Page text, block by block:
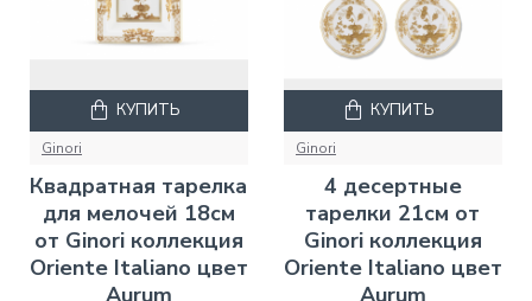
Ginori
Квадратная тарелка
для мелочей 18см
от Ginori коллекция
Oriente Italiano цвет
Aurum
КУПИТЬ
Ginori
4 десертные
тарелки 21см от
Ginori коллекция
Oriente Italiano цвет
Aurum
КУПИТЬ